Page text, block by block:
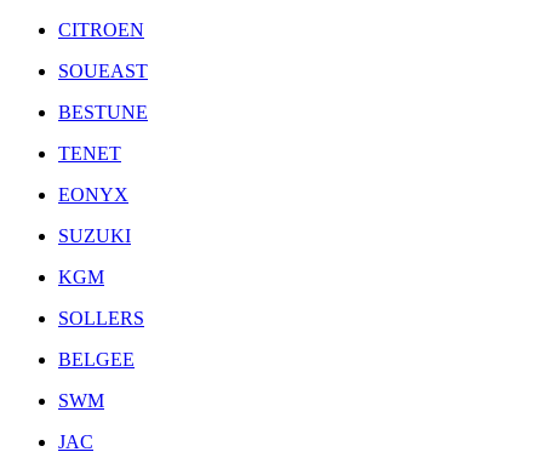
CITROEN
SOUEAST
BESTUNE
TENET
EONYX
SUZUKI
KGM
SOLLERS
BELGEE
SWM
JAC